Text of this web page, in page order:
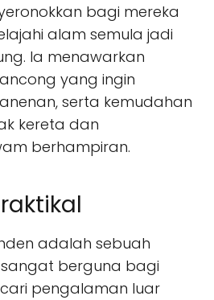
bagi mereka
alam semula jadi
Ia menawarkan
yang ingin
serta kemudahan
kereta dan
berhampiran.
adalah sebuah
berguna bagi
pengalaman luar